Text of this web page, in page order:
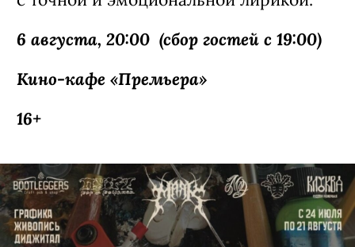
Павел Артемьев — музыкант, актер
и автор песен, получивший широкую
известность в начале двухтысячных